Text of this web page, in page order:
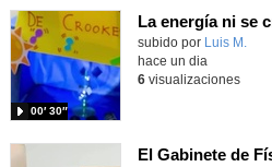
Contenido educativo.
subido por Luis M.
00′ 30″
hace un dia
6visualizaciones